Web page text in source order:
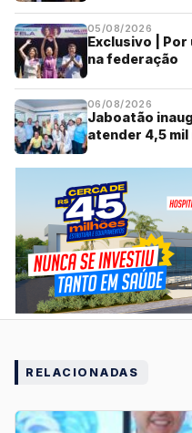
05/08/2026
Exclusivo | Por
na federação
06/08/2026
Jaboatão
atender 4,5
RELACIONADAS